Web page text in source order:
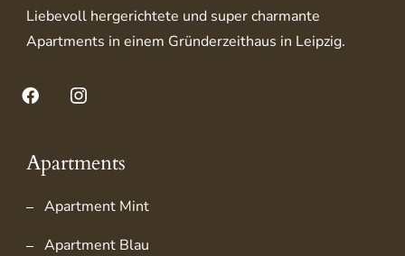
Liebevoll hergerichtete und super charmante
Apartments in einem Gründerzeithaus in Leipzig.
Facebook
Instagram
Apartments
Apartment Mint
Apartment Blau